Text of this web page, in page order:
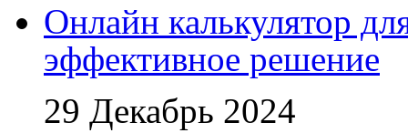
Онлайн калькулятор
эффективное решение
29 Декабрь 2024